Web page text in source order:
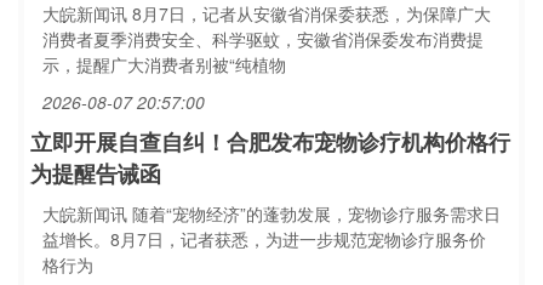
大皖新闻讯 8月7日，记者从安徽省消保委获悉，为保障广大
消费者夏季消费安全、科学驱蚊，安徽省消保委发布消费提
示，提醒广大消费者别被“纯植物
2026-08-07 20:57:00
立即开展自查自纠！合肥发布宠物诊疗机构价格行
为提醒告诫函
大皖新闻讯 随着“宠物经济”的蓬勃发展，宠物诊疗服务需求日
益增长。8月7日，记者获悉，为进一步规范宠物诊疗服务价
格行为